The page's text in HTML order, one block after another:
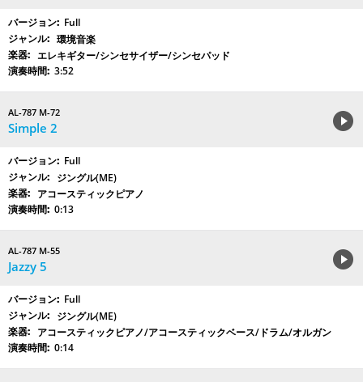
Full
環境音楽
エレキギター/シンセサイザー/シンセパッド
3:52
AL-787 M-72
Simple 2
Full
ジングル(ME)
アコースティックピアノ
0:13
AL-787 M-55
Jazzy 5
Full
ジングル(ME)
アコースティックピアノ/アコースティックベース/ドラム/オルガン
0:14